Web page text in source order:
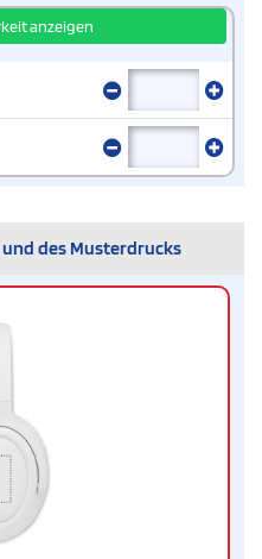
anzeigen
des Musterdrucks